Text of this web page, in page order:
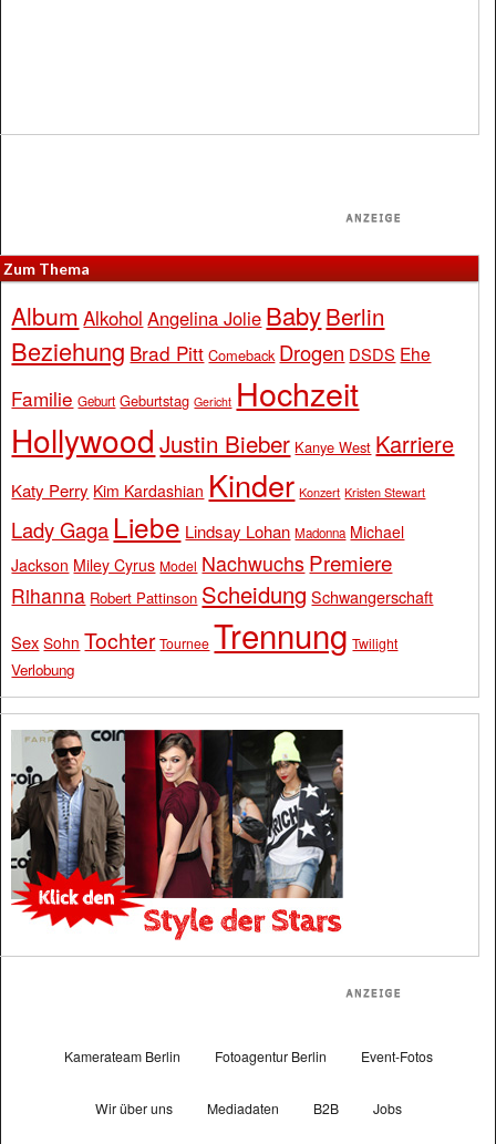
Zum Thema
Album Alkohol Angelina Jolie BabyBerlin
Beziehung Brad Pitt Comeback Drogen DSDS Ehe
Familie Geburt Geburtstag Gericht Hochzeit
Hollywood Justin Bieber Kanye West Karriere
Katy Perry Kim Kardashian Kinder Konzert Kristen Stewart
Lady Gaga Liebe Lindsay Lohan Madonna Michael
Jackson Miley Cyrus Model Nachwuchs Premiere
Rihanna Robert Pattinson Scheidung Schwangerschaft
Sex Sohn Tochter Tournee Trennung Twilight
Verlobung
Kamerateam Berlin Fotoagentur Berlin Event-Fotos
Wir über uns Mediadaten B2B Jobs